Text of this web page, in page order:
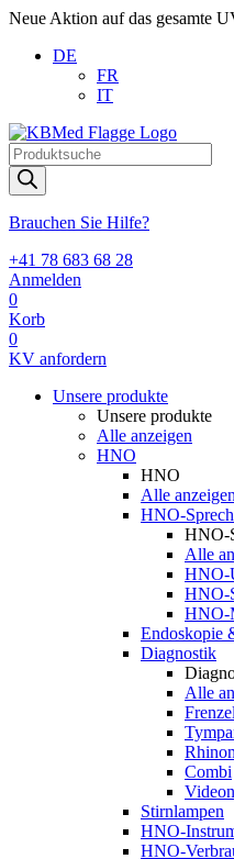
Neue Aktion auf das gesamte
DE
FR
IT
Products
search
Brauchen Sie Hilfe?
+41 78 683 68 28
Anmelden
0
Korb
0
KV anfordern
Unsere produkte
Unsere produkte
Alle anzeigen
HNO
HNO
Alle anzeigen
HNO-
HNO-
Alle
HNO-
HNO-
HNO-
Endoskopie
Diagnostik
Alle
Frenzel
Combi
Stirnlampen
HNO-
HNO-